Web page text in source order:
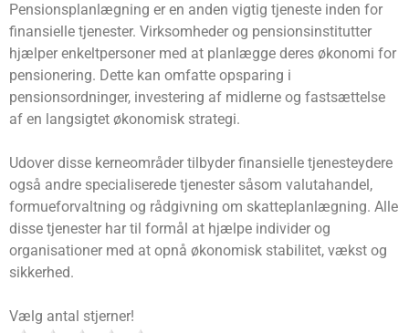
Pensionsplanlægning er en anden vigtig tjeneste inden for
finansielle tjenester. Virksomheder og pensionsinstitutter
hjælper enkeltpersoner med at planlægge deres økonomi for
pensionering. Dette kan omfatte opsparing i
pensionsordninger, investering af midlerne og fastsættelse
af en langsigtet økonomisk strategi.
Udover disse kerneområder tilbyder finansielle tjenesteydere
også andre specialiserede tjenester såsom valutahandel,
formueforvaltning og rådgivning om skatteplanlægning. Alle
disse tjenester har til formål at hjælpe individer og
organisationer med at opnå økonomisk stabilitet, vækst og
sikkerhed.
Vælg antal stjerner!